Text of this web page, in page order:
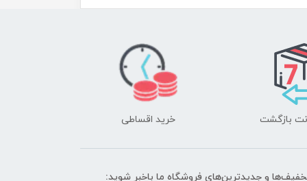
خرید اقساطی
و جدیدترین‌های فروشگاه ما باخبر شوید: